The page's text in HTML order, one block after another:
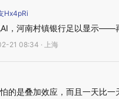
Hx4pRi
，河南村镇银行足以显示——
21 08:34 · 上海
的是叠加效应，而且一天比